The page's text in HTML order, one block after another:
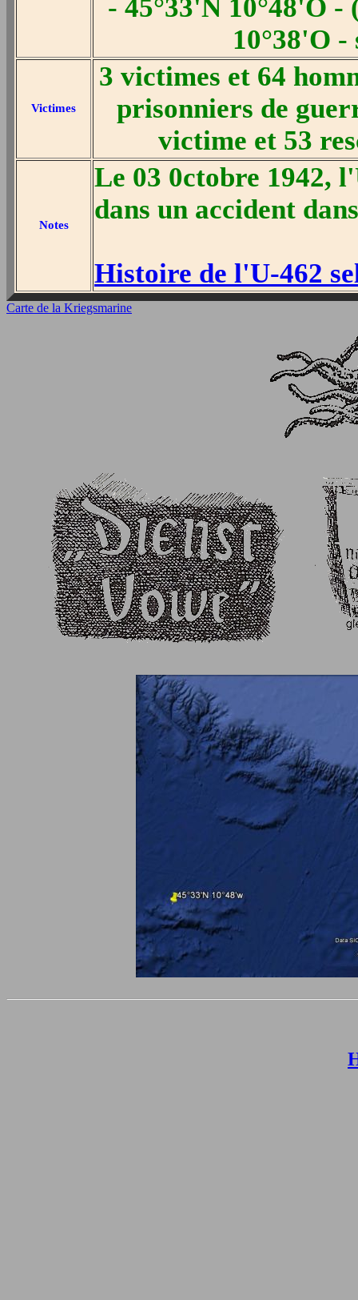
- 45°33'N 10°48'O -
10°38'O -
Victimes
3 victimes et 64
prisonniers de
victime et 53
Notes
Le 03 0ctobre 1942,
dans un accident
Histoire de l'U-462
Carte de la Kriegsmarine